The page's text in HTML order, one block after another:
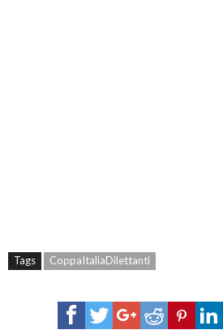
Tags CoppaItaliaDilettanti